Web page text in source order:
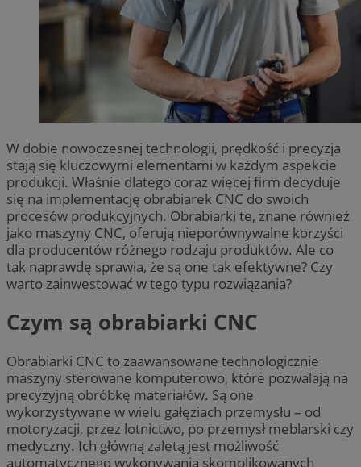
W dobie nowoczesnej technologii, prędkość i precyzja
stają się kluczowymi elementami w każdym aspekcie
produkcji. Właśnie dlatego coraz więcej firm decyduje
się na implementację obrabiarek CNC do swoich
procesów produkcyjnych. Obrabiarki te, znane również
jako maszyny CNC, oferują nieporównywalne korzyści
dla producentów różnego rodzaju produktów. Ale co
tak naprawdę sprawia, że są one tak efektywne? Czy
warto zainwestować w tego typu rozwiązania?
Czym są obrabiarki CNC
Obrabiarki CNC to zaawansowane technologicznie
maszyny sterowane komputerowo, które pozwalają na
precyzyjną obróbkę materiałów. Są one
wykorzystywane w wielu gałęziach przemysłu – od
motoryzacji, przez lotnictwo, po przemysł meblarski czy
medyczny. Ich główną zaletą jest możliwość
automatycznego wykonywania skomplikowanych